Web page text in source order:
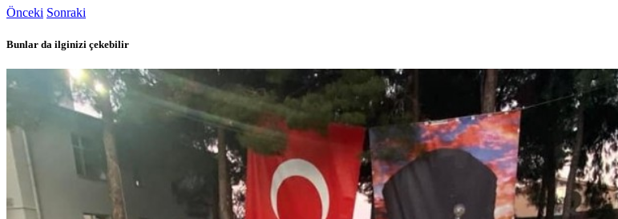
Önceki Sonraki
Bunlar da ilginizi çekebilir